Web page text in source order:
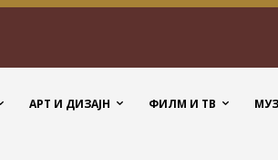
АРТ И ДИЗАЈН ФИЛМ И ТВ